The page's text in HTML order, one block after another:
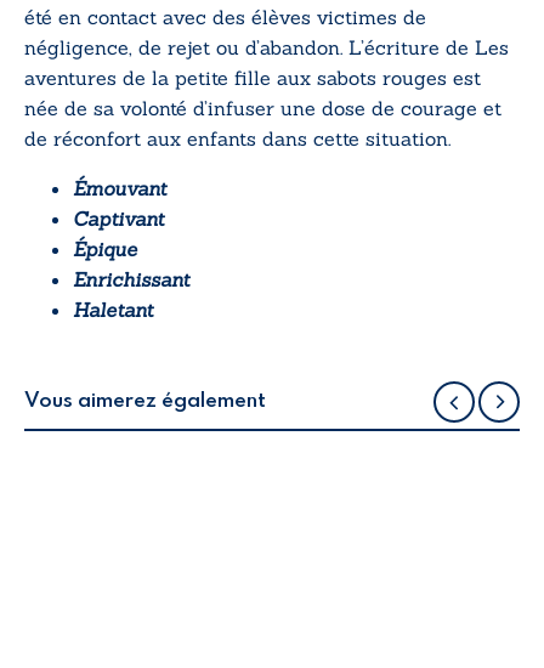
été en contact avec des élèves victimes de
négligence, de rejet ou d’abandon. L’écriture de Les
aventures de la petite fille aux sabots rouges est
née de sa volonté d’infuser une dose de courage et
de réconfort aux enfants dans cette situation.
Émouvant
Captivant
Épique
Enrichissant
Haletant
Vous aimerez également